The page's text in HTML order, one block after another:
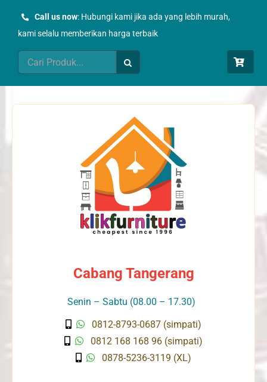
Call us now: Hubungi kami jika ada yang lebih murah,
kami selalu memberikan harga terbaik
Search
for:
Cabang Tangerang
Senin – Sabtu (08.00 – 17.30)
0812-8793-0687 (simpati)
0812 168 168 96 (simpati)
0878-5236-3119 (XL)